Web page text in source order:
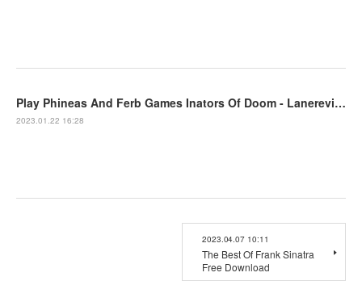
Play Phineas And Ferb Games Inators Of Doom - Lanerevizion
2023.01.22 16:28
2023.04.07 10:11
The Best Of Frank Sinatra
Free Download